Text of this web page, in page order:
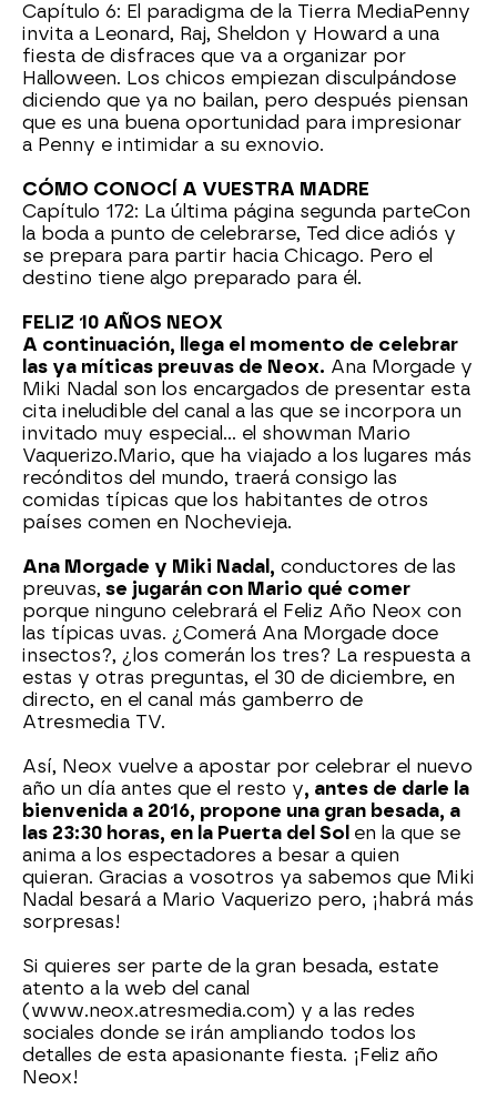
Capítulo 6: El paradigma de la Tierra MediaPenny
invita a Leonard, Raj, Sheldon y Howard a una
fiesta de disfraces que va a organizar por
Halloween. Los chicos empiezan disculpándose
diciendo que ya no bailan, pero después piensan
que es una buena oportunidad para impresionar
a Penny e intimidar a su exnovio.
CÓMO CONOCÍ A VUESTRA MADRE
Capítulo 172: La última página segunda parteCon
la boda a punto de celebrarse, Ted dice adiós y
se prepara para partir hacia Chicago. Pero el
destino tiene algo preparado para él.
FELIZ 10 AÑOS NEOX
A continuación, llega el momento de celebrar
las ya míticas preuvas de Neox. Ana Morgade y
Miki Nadal son los encargados de presentar esta
cita ineludible del canal a las que se incorpora un
invitado muy especial… el showman Mario
Vaquerizo.Mario, que ha viajado a los lugares más
recónditos del mundo, traerá consigo las
comidas típicas que los habitantes de otros
países comen en Nochevieja.
Ana Morgade y Miki Nadal, conductores de las
preuvas, se jugarán con Mario qué comer
porque ninguno celebrará el Feliz Año Neox con
las típicas uvas. ¿Comerá Ana Morgade doce
insectos?, ¿los comerán los tres? La respuesta a
estas y otras preguntas, el 30 de diciembre, en
directo, en el canal más gamberro de
Atresmedia TV.
Así, Neox vuelve a apostar por celebrar el nuevo
año un día antes que el resto y, antes de darle la
bienvenida a 2016, propone una gran besada, a
las 23:30 horas, en la Puerta del Sol en la que se
anima a los espectadores a besar a quien
quieran. Gracias a vosotros ya sabemos que Miki
Nadal besará a Mario Vaquerizo pero, ¡habrá más
sorpresas!
Si quieres ser parte de la gran besada, estate
atento a la web del canal
(www.neox.atresmedia.com) y a las redes
sociales donde se irán ampliando todos los
detalles de esta apasionante fiesta. ¡Feliz año
Neox!